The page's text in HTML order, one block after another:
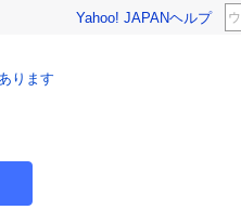
Yahoo! JAPANヘルプ
ります